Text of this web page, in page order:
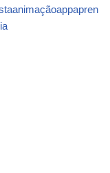
animaçãoappapren